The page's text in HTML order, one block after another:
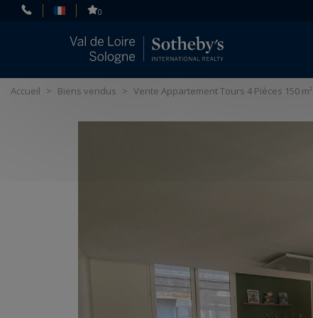
0
Accueil > Biens vendus > Vente Appartement Tours 4 Pièces 150 m²
Panneau de gestion des cookies